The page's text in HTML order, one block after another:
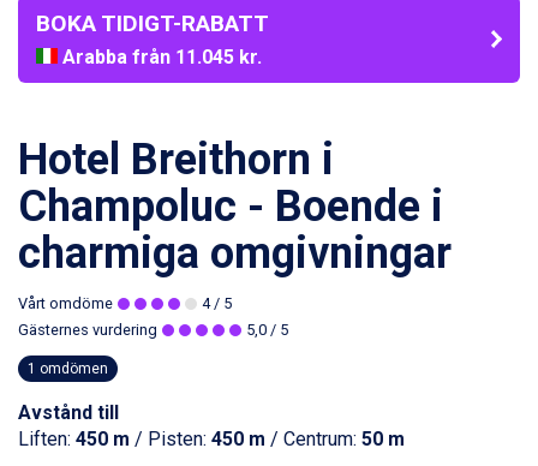
BOKA TIDIGT-RABATT
Arabba från 11.045 kr.
La Thuile från 7.045 kr.
Sölden från 12.995 kr.
Bad Hofgastein från 8.595 kr.
Passo Tonale från 5.895 kr.
Saalbach från 9.445 kr.
Champoluc från 5.945 kr.
Sestriere från 6.945 kr.
Ischgl från 11.295 kr.
Wagrain från 7.095 kr.
Val Thorens från 8.395 kr.
St. Anton från 11.245 kr.
Zell am See från 6.295 kr.
Canazei från 7.195 kr.
Hotel Breithorn i
Champoluc - Boende i
charmiga omgivningar
Vårt omdöme 4/ 5
Gästernes vurdering
5,0 / 5
1 omdömen
Avstånd till
Liften: 450 m / Pisten: 450 m / Centrum: 50 m